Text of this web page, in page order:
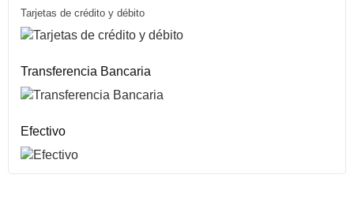
Tarjetas de crédito y débito
Transferencia Bancaria
Efectivo